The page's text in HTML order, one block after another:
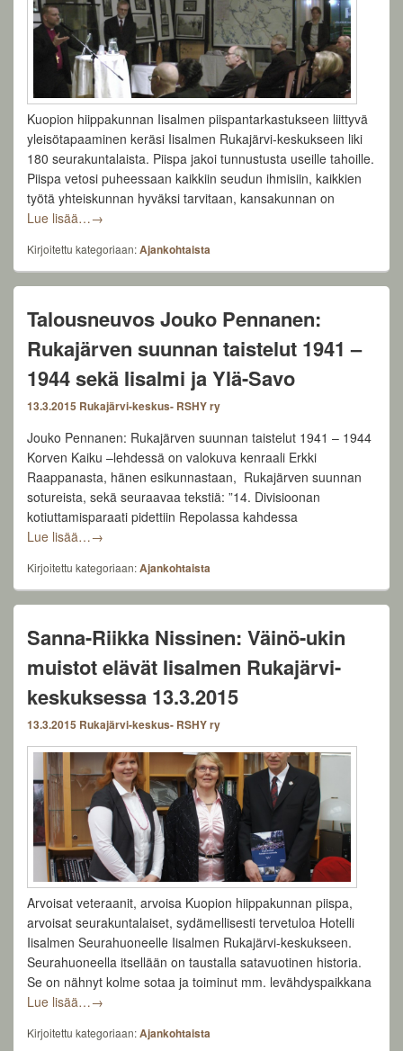
Kuopion hiippakunnan Iisalmen piispantarkastukseen liittyvä
yleisötapaaminen keräsi Iisalmen Rukajärvi-keskukseen liki
180 seurakuntalaista. Piispa jakoi tunnustusta useille tahoille.
Piispa vetosi puheessaan kaikkiin seudun ihmisiin, kaikkien
työtä yhteiskunnan hyväksi tarvitaan, kansakunnan on
Lue lisää…Kuopion hiippakunnan piispa Iisalmen Rukajärvi-
→
Kirjoitettu kategoriaan:Ajankohtaista
Talousneuvos Jouko Pennanen:
Rukajärven suunnan taistelut 1941 –
1944 sekä Iisalmi ja Ylä-Savo
13.3.2015 Rukajärvi-keskus- RSHY ry
Jouko Pennanen: Rukajärven suunnan taistelut 1941 – 1944
Korven Kaiku –lehdessä on valokuva kenraali Erkki
Raappanasta, hänen esikunnastaan, Rukajärven suunnan
sotureista, sekä seuraavaa tekstiä: ”14. Divisioonan
kotiuttamisparaati pidettiin Repolassa kahdessa
Lue lisää…Talousneuvos Jouko Pennanen: Rukajärven
→
Kirjoitettu kategoriaan:Ajankohtaista
Sanna-Riikka Nissinen: Väinö-ukin
muistot elävät Iisalmen Rukajärvi-
keskuksessa 13.3.2015
13.3.2015 Rukajärvi-keskus- RSHY ry
Arvoisat veteraanit, arvoisa Kuopion hiippakunnan piispa,
arvoisat seurakuntalaiset, sydämellisesti tervetuloa Hotelli
Iisalmen Seurahuoneelle Iisalmen Rukajärvi-keskukseen.
Seurahuoneella itsellään on taustalla satavuotinen historia.
Se on nähnyt kolme sotaa ja toiminut mm. levähdyspaikkana
Lue lisää…Sanna-Riikka Nissinen: Väinö-ukin muistot elävät
→
Kirjoitettu kategoriaan:Ajankohtaista